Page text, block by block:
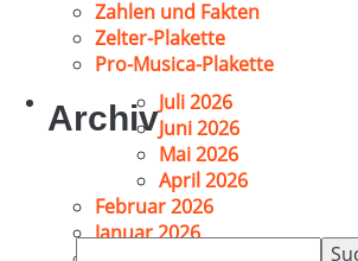
Zahlen und Fakten
Zelter-Plakette
Pro-Musica-Plakette
ArchivJuli 2026
Juni 2026
Mai 2026
April 2026
Februar 2026
Januar 2026